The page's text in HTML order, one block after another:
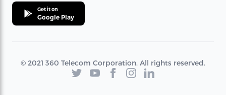
Get it on
Google Play
© 2021 360 Telecom Corporation. All rights reserved.